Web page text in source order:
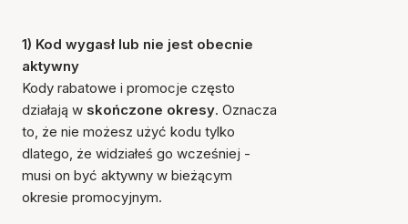
1) Kod wygasł lub nie jest obecnie
aktywny
Kody rabatowe i promocje często
działają w skończone okresy. Oznacza
to, że nie możesz użyć kodu tylko
dlatego, że widziałeś go wcześniej -
musi on być aktywny w bieżącym
okresie promocyjnym.